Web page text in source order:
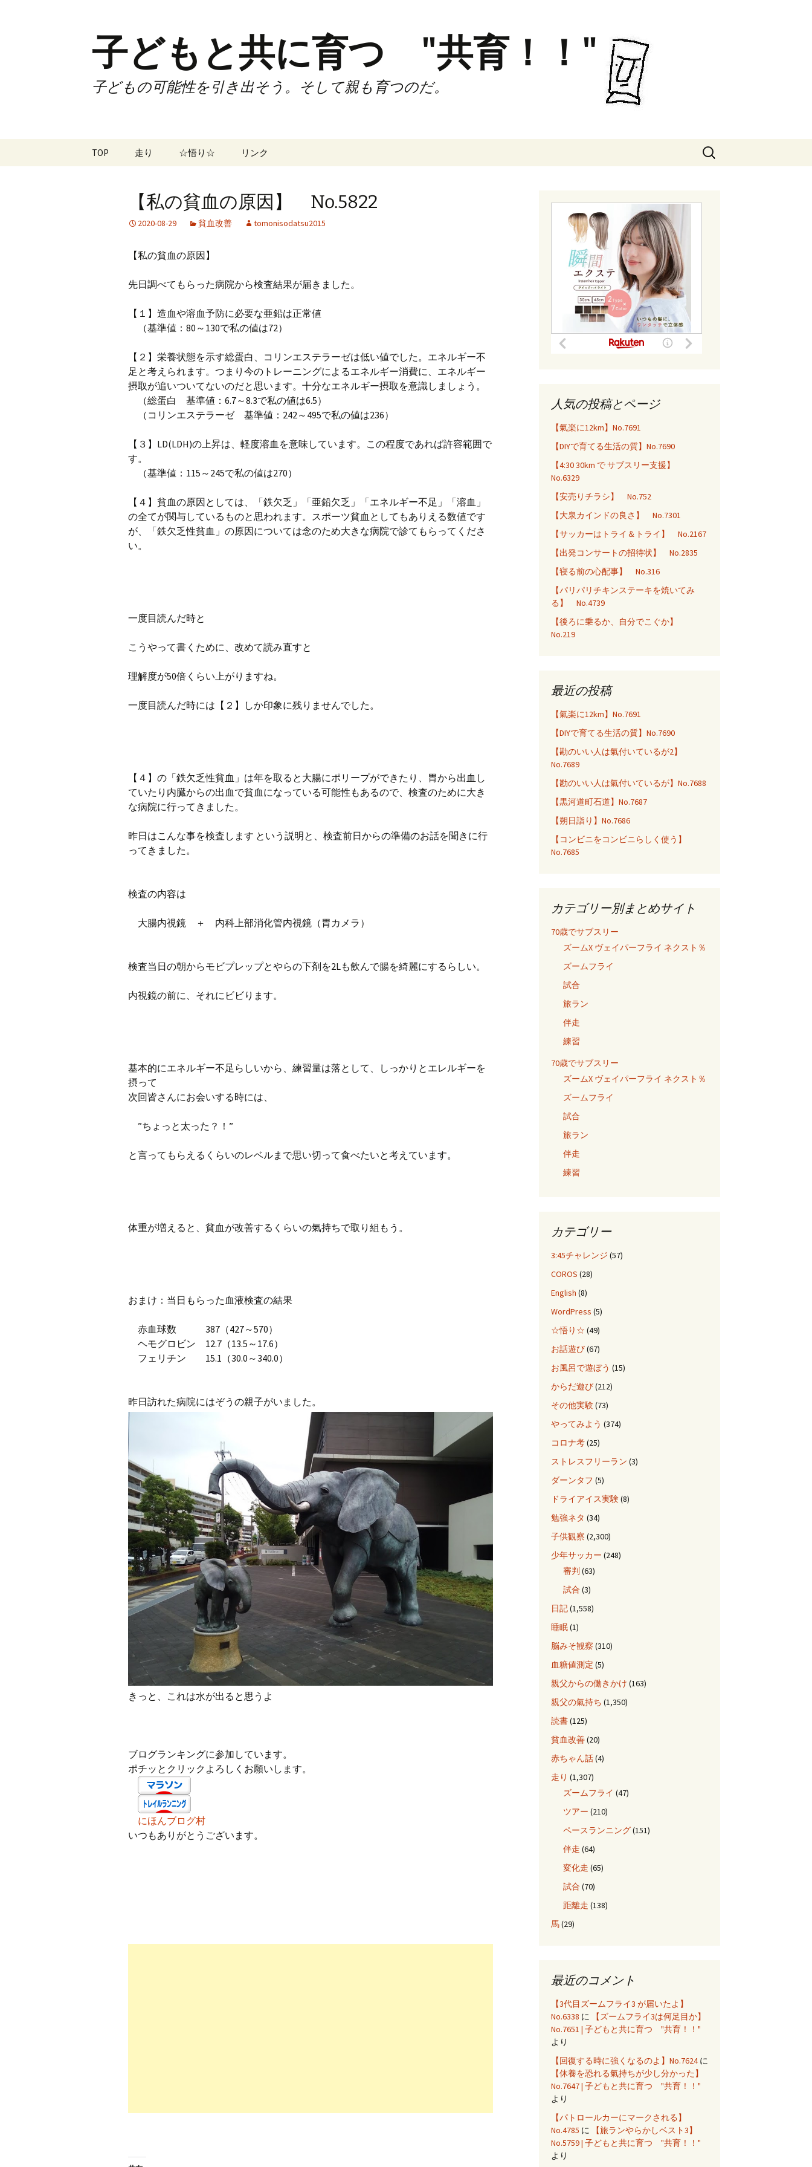
子どもと共に育つ "共育！！"
子どもの可能性を引き出そう。そして親も育つのだ。
TOP 走り
試合
☆悟り☆ リンク
ブ
旧ブログ(楽天日誌)
ポイントタウン
検
索:
【私の貧血の原因】 No.5822
2020-08-29 貧血改善 tomonisodatsu2015
【私の貧血の原因】
先日調べてもらった病院から検査結果が届きました。
【１】造血や溶血予防に必要な亜鉛は正常値
（基準値：80～130で私の値は72）
【２】栄養状態を示す総蛋白、コリンエステラーゼは低い値でした。エネルギー不
足と考えられます。つまり今のトレーニングによるエネルギー消費に、エネルギー
摂取が追いついてないのだと思います。十分なエネルギー摂取を意識しましょう。
（総蛋白 基準値：6.7～8.3で私の値は6.5）
（コリンエステラーゼ 基準値：242～495で私の値は236）
【３】LD(LDH)の上昇は、軽度溶血を意味しています。この程度であれば許容範囲で
す。
（基準値：115～245で私の値は270）
【４】貧血の原因としては、「鉄欠乏」「亜鉛欠乏」「エネルギー不足」「溶血」
の全てが関与しているものと思われます。スポーツ貧血としてもありえる数値です
が、「鉄欠乏性貧血」の原因については念のため大きな病院で診てもらってくださ
い。
一度目読んだ時と
こうやって書くために、改めて読み直すと
理解度が50倍くらい上がりますね。
一度目読んだ時には【２】しか印象に残りませんでした。
【４】の「鉄欠乏性貧血」は年を取ると大腸にポリープができたり、胃から出血し
ていたり内臓からの出血で貧血になっている可能性もあるので、検査のために大き
な病院に行ってきました。
昨日はこんな事を検査します という説明と、検査前日からの準備のお話を聞きに行
ってきました。
検査の内容は
大腸内視鏡 ＋ 内科上部消化管内視鏡（胃カメラ）
検査当日の朝からモビプレップとやらの下剤を2Lも飲んで腸を綺麗にするらしい。
内視鏡の前に、それにビビります。
基本的にエネルギー不足らしいから、練習量は落として、しっかりとエレルギーを
摂って
次回皆さんにお会いする時には、
”ちょっと太った？！”
と言ってもらえるくらいのレベルまで思い切って食べたいと考えています。
体重が増えると、貧血が改善するくらいの氣持ちで取り組もう。
おまけ：当日もらった血液検査の結果
赤血球数 387（427～570）
ヘモグロビン 12.7（13.5～17.6）
フェリチン 15.1（30.0～340.0）
昨日訪れた病院にはぞうの親子がいました。
きっと、これは水が出ると思うよ
ブログランキングに参加しています。
ポチッとクリックよろしくお願いします。
にほんブログ村
いつもありがとうございます。
人気の投稿とページ
【氣楽に12km】No.7691
【DIYで育てる生活の質】No.7690
【4:30 30km で サブスリー支援】
No.6329
【安売りチラシ】 No.752
【大泉カインドの良さ】 No.7301
【サッカーはトライ＆トライ】 No.2167
【出発コンサートの招待状】 No.2835
【寝る前の心配事】 No.316
【パリパリチキンステーキを焼いてみ
る】 No.4739
【後ろに乗るか、自分でこぐか】
No.219
最近の投稿
【氣楽に12km】No.7691
【DIYで育てる生活の質】No.7690
【勘のいい人は氣付いているが2】
No.7689
【勘のいい人は氣付いているが】No.7688
【黒河道町石道】No.7687
【朔日詣り】No.7686
【コンビニをコンビニらしく使う】
No.7685
カテゴリー別まとめサイト
70歳でサブスリー
ズームX ヴェイパーフライ ネクスト％
ズームフライ
試合
旅ラン
伴走
練習
70歳でサブスリー
ズームX ヴェイパーフライ ネクスト％
ズームフライ
試合
旅ラン
伴走
練習
カテゴリー
3:45チャレンジ (57)
COROS (28)
English (8)
WordPress (5)
☆悟り☆ (49)
お話遊び(67)
お風呂で遊ぼう (15)
からだ遊び(212)
その他実験(73)
やってみよう (374)
コロナ考(25)
ストレスフリーラン (3)
ダーンタフ (5)
ドライアイス実験(8)
勉強ネタ (34)
子供観察 (2,300)
少年サッカー (248)
審判 (63)
試合 (3)
日記(1,558)
睡眠(1)
脳みそ観察 (310)
血糖値測定 (5)
親父からの働きかけ (163)
親父の氣持ち (1,350)
読書(125)
貧血改善(20)
赤ちゃん話(4)
走り (1,307)
ズームフライ (47)
ツアー (210)
ペースランニング(151)
伴走 (64)
変化走 (65)
試合 (70)
距離走 (138)
馬(29)
最近のコメント
【3代目ズームフライ3 が届いたよ】
No.6338 に
【ズームフライ3は何足目か】
No.7651 | 子どもと共に育つ "共育！！"
より
【回復する時に強くなるのよ】No.7624に
【休養を恐れる氣持ちが少し分かった】
No.7647 | 子どもと共に育つ "共育！！"
より
【パトロールカーにマークされる】
No.4785 に
【旅ランやらかしベスト3】
No.5759 | 子どもと共に育つ "共育！！"
より